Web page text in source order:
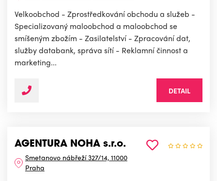
Velkoobchod - Zprostředkování obchodu a služeb -
Specializovaný maloobchod a maloobchod se
smíšeným zbožím - Zasilatelství - Zpracování dat,
služby databank, správa sítí - Reklamní činnost a
marketing...
DETAIL
AGENTURA NOHA s.r.o.
Smetanovo nábřeží 327/14, 11000
Praha